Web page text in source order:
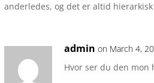
anderledes, og det er altid
admin on March 4,
Hvor ser du den mon